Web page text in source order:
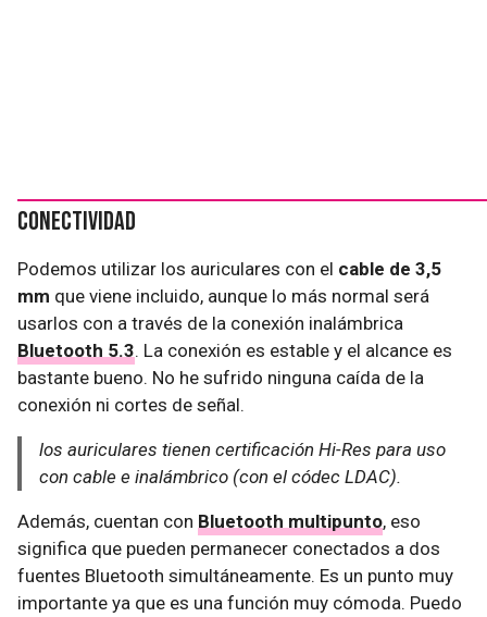
Conectividad
Podemos utilizar los auriculares con el cable de 3,5
mm que viene incluido, aunque lo más normal será
usarlos con a través de la conexión inalámbrica
Bluetooth 5.3. La conexión es estable y el alcance es
bastante bueno. No he sufrido ninguna caída de la
conexión ni cortes de señal.
los auriculares tienen certificación Hi-Res para uso
con cable e inalámbrico (con el códec LDAC).
Además, cuentan con Bluetooth multipunto, eso
significa que pueden permanecer conectados a dos
fuentes Bluetooth simultáneamente. Es un punto muy
importante ya que es una función muy cómoda. Puedo